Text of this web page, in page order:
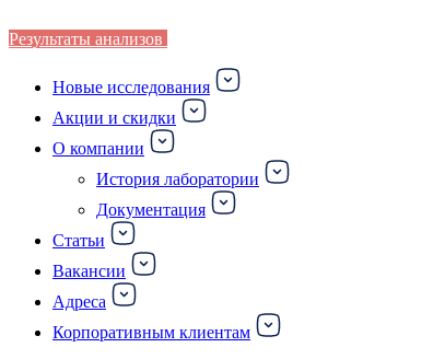
Результаты анализов
Новые исследования
Акции и скидки
О компании
История лаборатории
Документация
Статьи
Вакансии
Адреса
Корпоративным клиентам